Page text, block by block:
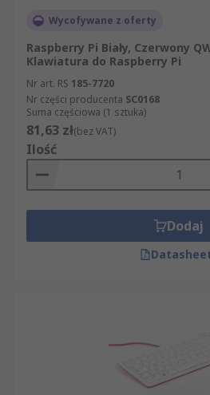
Wycofywane z oferty
Raspberry Pi Biały, Czerwony
Klawiatura do Raspberry Pi
Nr art. RS 185-7720
Nr części producenta SC0168
Suma częściowa (1 sztuka)
81,63 zł(bez VAT)
Ilość
Dodaj